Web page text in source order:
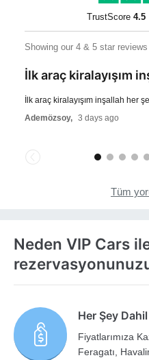
TrustScore 4.5
Showing our 4 & 5 star reviews
İlk araç kiralayışım
İlk araç kiralayışım inşallah her
Ademözsoy, 3 days ago
Tüm
Neden VIP Cars
rezervasyonunuzu
Her Şey
Fiyatlarımıza
Feragatı,